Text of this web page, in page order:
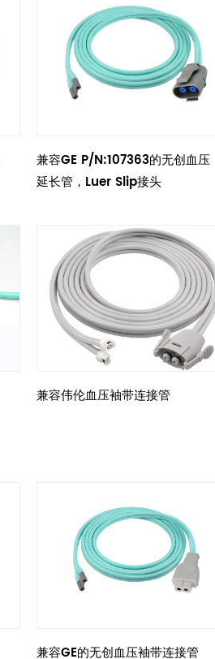
兼容GE P/N:107363的无创血压
延长管，Luer Slip接头
兼容伟伦血压袖带连接管
兼容GE的无创血压袖带连接管